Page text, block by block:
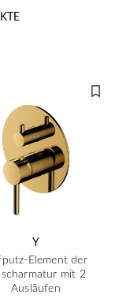
Y
Element der
mit 2
Ausläufen